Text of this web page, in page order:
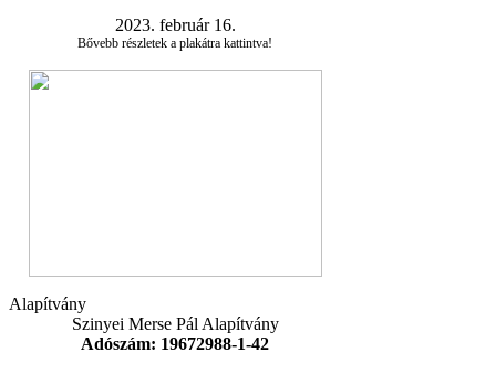
2023. február 16.
Bővebb részletek a plakátra kattintva!
Alapítvány
Szinyei Merse Pál Alapítvány
Adószám: 19672988-1-42